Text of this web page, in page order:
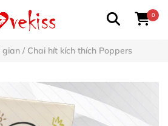
0
gian / Chai hít kích thích Poppers